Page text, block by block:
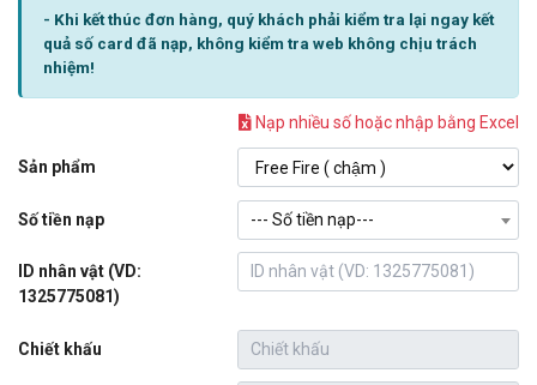
- Khi kết thúc đơn hàng, quý khách phải kiểm tra lại ngay kết
quả số card đã nạp, không kiểm tra web không chịu trách
nhiệm!
Nạp nhiều số hoặc nhập bằng Excel
Sản phẩm
Số tiền nạp --- Số tiền nạp---
ID nhân vật (VD:
1325775081)
Chiết khấu